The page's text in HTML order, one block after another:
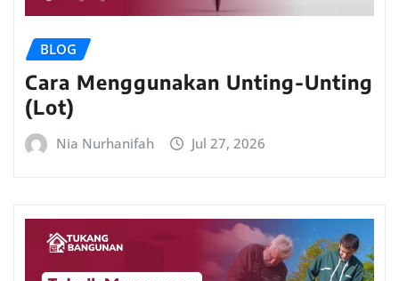
BLOG
Cara Menggunakan Unting-Unting
(Lot)
Nia Nurhanifah Jul 27, 2026